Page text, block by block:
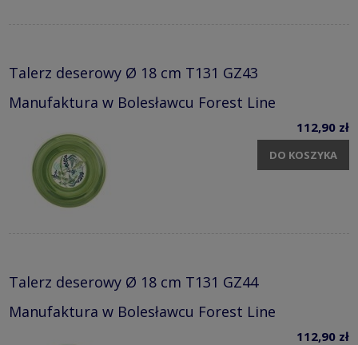
Talerz deserowy Ø 18 cm T131 GZ43
Manufaktura w Bolesławcu Forest Line
112,90 zł
DO KOSZYKA
Talerz deserowy Ø 18 cm T131 GZ44
Manufaktura w Bolesławcu Forest Line
112,90 zł